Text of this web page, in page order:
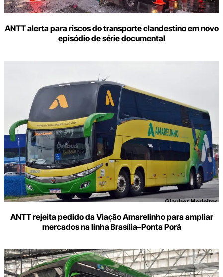
ANTT alerta para riscos do transporte clandestino em novo
episódio de série documental
ANTT rejeita pedido da Viação Amarelinho para ampliar
mercados na linha Brasília–Ponta Porã